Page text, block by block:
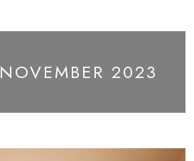
NOVEMBER 2023